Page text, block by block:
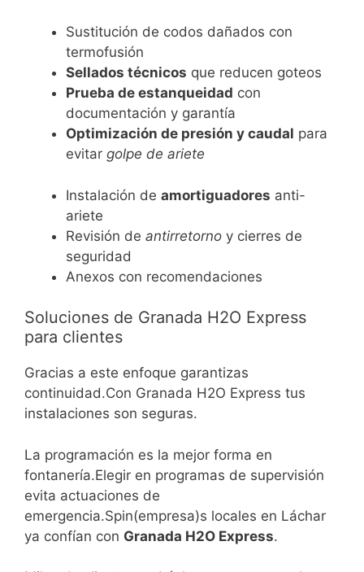
Sustitución de codos dañados con
termofusión
Sellados técnicos que reducen goteos
Prueba de estanqueidad con
documentación y garantía
Optimización de presión y caudal para
evitar golpe de ariete
Instalación de amortiguadores anti-
ariete
Revisión de antirretorno y cierres de
seguridad
Anexos con recomendaciones
Soluciones de Granada H2O Express
para clientes
Gracias a este enfoque garantizas
continuidad.Con Granada H2O Express tus
instalaciones son seguras.
La programación es la mejor forma en
fontanería.Elegir en programas de supervisión
evita actuaciones de
emergencia.Spin(empresa)s locales en Láchar
ya confían con Granada H2O Express.